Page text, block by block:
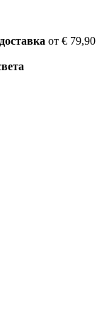
от € 79,90